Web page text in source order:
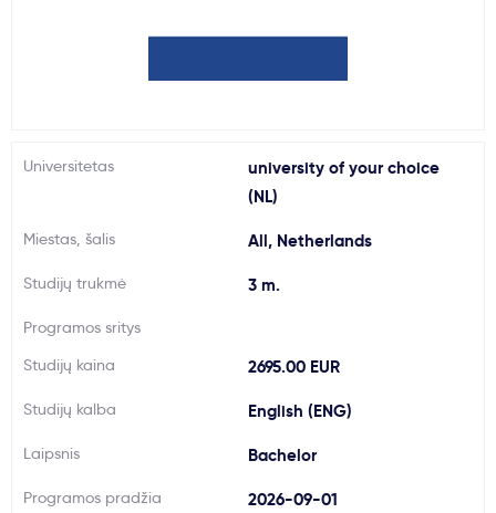
Kodėl Kastu?
Universitetas
university of your choice
(NL)
Miestas, šalis All, Netherlands
Studijų trukmė 3 m.
Programos sritys
Studijų kaina
2695.00 EUR
Studijų kalba English (ENG)
Laipsnis Bachelor
Programos pradžia 2026-09-01